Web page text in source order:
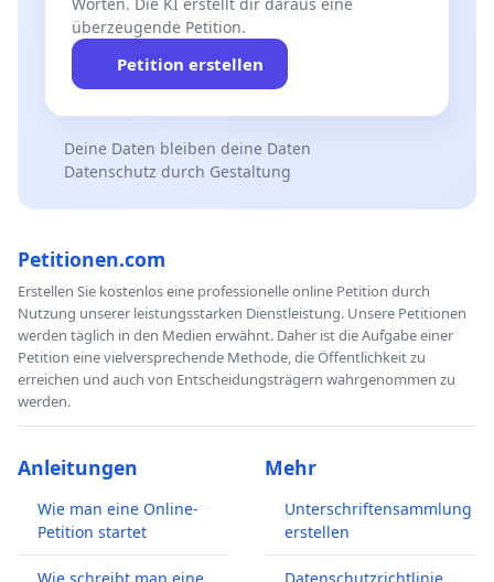
Worten. Die KI erstellt dir daraus eine
überzeugende Petition.
Petition erstellen
Deine Daten bleiben deine Daten
Datenschutz durch Gestaltung
Petitionen.com
Erstellen Sie kostenlos eine professionelle online Petition durch
Nutzung unserer leistungsstarken Dienstleistung. Unsere Petitionen
werden täglich in den Medien erwähnt. Daher ist die Aufgabe einer
Petition eine vielversprechende Methode, die Öffentlichkeit zu
erreichen und auch von Entscheidungsträgern wahrgenommen zu
werden.
Anleitungen
Wie man eine Online-
Petition startet
Mehr
Unterschriftensammlung
erstellen